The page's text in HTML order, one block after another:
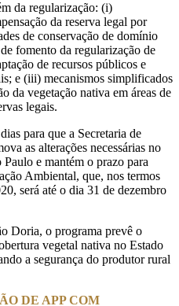
da regularização: (i)
da reserva legal por
de conservação de domínio
fomento da regularização de
de recursos públicos e
e (iii) mecanismos simplificados
da vegetação nativa em áreas de
legais.
para que a Secretaria de
as alterações necessárias no
e mantém o prazo para
Ambiental, que, nos termos
será até o dia 31 de dezembro
Doria, o programa prevê o
vegetal nativa no Estado
a segurança do produtor rural
DE APP COM